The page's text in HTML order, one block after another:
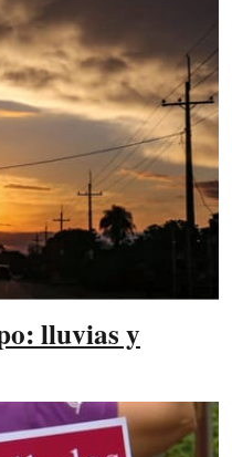
lluvias y